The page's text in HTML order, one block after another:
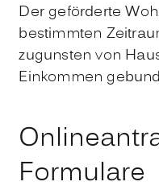
Der geförderte
bestimmten
zugunsten von
Einkommen
Formulare